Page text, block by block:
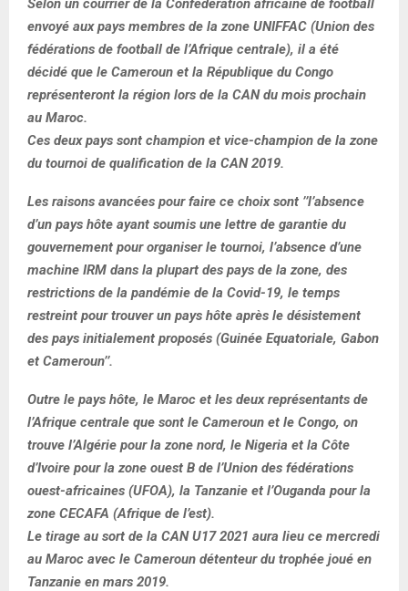
Selon un courrier de la Confédération africaine de football
envoyé aux pays membres de la zone UNIFFAC (Union des
fédérations de football de l’Afrique centrale), il a été
décidé que le Cameroun et la République du Congo
représenteront la région lors de la CAN du mois prochain
au Maroc.
Ces deux pays sont champion et vice-champion de la zone
du tournoi de qualification de la CAN 2019.
Les raisons avancées pour faire ce choix sont ’’l’absence
d’un pays hôte ayant soumis une lettre de garantie du
gouvernement pour organiser le tournoi, l’absence d’une
machine IRM dans la plupart des pays de la zone, des
restrictions de la pandémie de la Covid-19, le temps
restreint pour trouver un pays hôte après le désistement
des pays initialement proposés (Guinée Equatoriale, Gabon
et Cameroun’’.
Outre le pays hôte, le Maroc et les deux représentants de
l’Afrique centrale que sont le Cameroun et le Congo, on
trouve l’Algérie pour la zone nord, le Nigeria et la Côte
d’Ivoire pour la zone ouest B de l’Union des fédérations
ouest-africaines (UFOA), la Tanzanie et l’Ouganda pour la
zone CECAFA (Afrique de l’est).
Le tirage au sort de la CAN U17 2021 aura lieu ce mercredi
au Maroc avec le Cameroun détenteur du trophée joué en
Tanzanie en mars 2019.